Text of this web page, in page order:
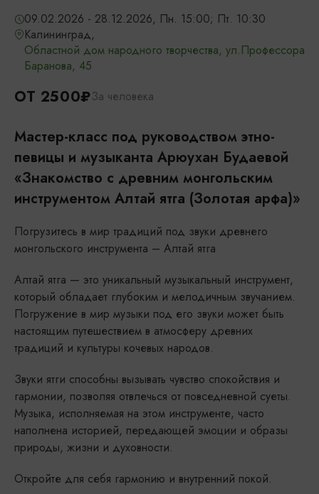
09.02.2026 - 28.12.2026, Пн. 15:00; Пт. 10:30
Калининград,
Областной дом народного творчества, ул.Профессора
Баранова, 45
ОТ 2500₽За человека
Мастер-класс под руководством этно-
певицы и музыканта Арюухан Будаевой
«Знакомство с древним монгольским
инструментом Алтай ятга (Золотая арфа)»
Погрузитесь в мир традиций под звуки древнего
монгольского инструмента – Алтай ятга
Алтай ятга — это уникальный музыкальный инструмент,
который обладает глубоким и мелодичным звучанием.
Погружение в мир музыки под его звуки может быть
настоящим путешествием в атмосферу древних
традиций и культуры кочевых народов.
Звуки ятги способны вызывать чувство спокойствия и
гармонии, позволяя отвлечься от повседневной суеты.
Музыка, исполняемая на этом инструменте, часто
наполнена историей, передающей эмоции и образы
природы, жизни и духовности.
Откройте для себя гармонию и внутренний покой.